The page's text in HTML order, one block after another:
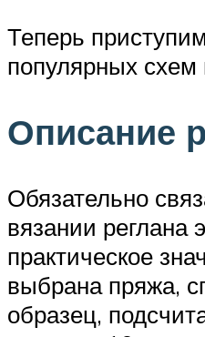
Теперь
популярных схем
Описание
Обязательно
вязании реглана
практическое
выбрана пряжа,
образец,